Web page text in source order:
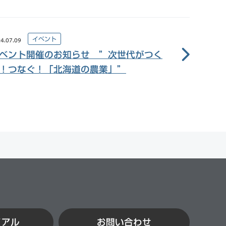
イベント
ント開催のお知らせ ”次世代がつく
つなぐ！「北海道の農業」”
ル お問い合わせ